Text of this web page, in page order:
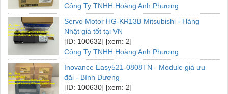
Công Ty TNHH Hoàng Anh Phương
Servo Motor HG-KR13B Mitsubishi - Hàng
Nhật giá tốt tại VN
[ID: 100632] [xem: 2]
Công Ty TNHH Hoàng Anh Phương
Inovance Easy521-0808TN - Module giá ưu
đãi - Bình Dương
[ID: 100630] [xem: 2]